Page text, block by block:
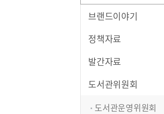
브랜드이야기
정책자료
발간자료
도서관위원회
도서관운영위원회